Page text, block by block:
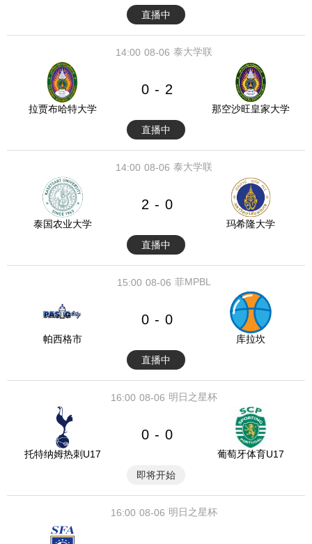
直播中
08-06
14:00 泰大学联
拉贾布哈特大学
0 - 2
那空沙旺皇家大学
直播中
08-06
14:00 泰大学联
泰国农业大学
2 - 0
玛希隆大学
直播中
08-06
15:00 菲MPBL
帕西格市
0 - 0
库拉坎
直播中
08-06
16:00 明日之星杯
托特纳姆热刺U17
0 - 0
葡萄牙体育U17
即将开始
08-06
16:00 明日之星杯